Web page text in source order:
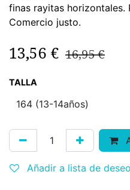
finas rayitas horizontales.
Comercio justo.
13,56 € 16,95€
TALLA
Añadir a lista de